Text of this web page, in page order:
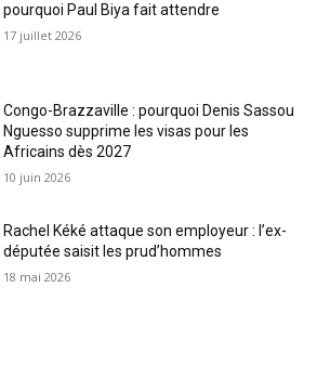
pourquoi Paul Biya fait attendre
17 juillet 2026
Congo-Brazzaville : pourquoi Denis Sassou
Nguesso supprime les visas pour les
Africains dès 2027
10 juin 2026
Rachel Kéké attaque son employeur : l’ex-
députée saisit les prud’hommes
18 mai 2026